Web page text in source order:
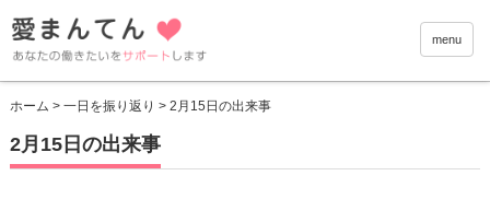
愛まん
menu
ホーム > 一日を振り返り > 2月15日の出来事
2月15日の出来事